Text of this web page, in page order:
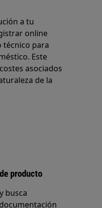
a tu
online
técnico para
Este
asociados
de la
producto
busca